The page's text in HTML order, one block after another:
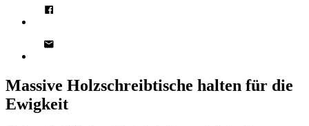
Massive Holzschreibtische halten für die
Ewigkeit